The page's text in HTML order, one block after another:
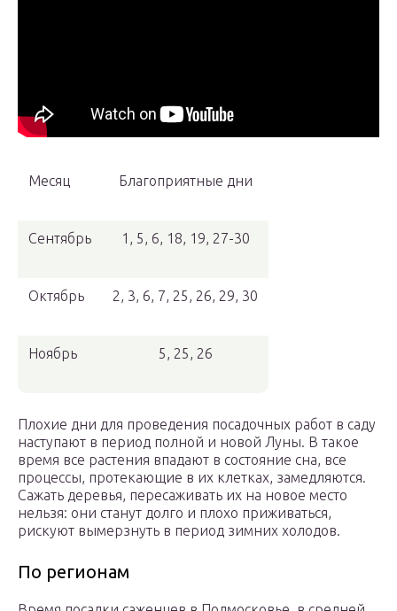
Месяц Благоприятные дни
Сентябрь 1, 5, 6, 18, 19, 27-30
Октябрь 2, 3, 6, 7, 25, 26, 29, 30
Ноябрь 5, 25, 26
Плохие дни для проведения посадочных работ в саду
наступают в период полной и новой Луны. В такое
время все растения впадают в состояние сна, все
процессы, протекающие в их клетках, замедляются.
Сажать деревья, пересаживать их на новое место
нельзя: они станут долго и плохо приживаться,
рискуют вымерзнуть в период зимних холодов.
По регионам